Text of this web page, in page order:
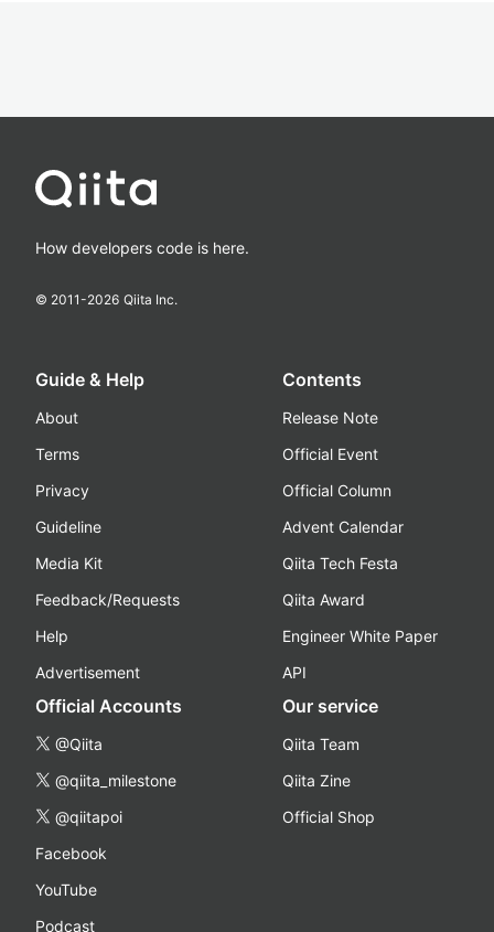
How developers code is here.
© 2011-2026 Qiita Inc.
Guide & Help
About
Terms
Privacy
Guideline
Media Kit
Feedback/Requests
Help
Advertisement
Contents
Release Note
Official Event
Official Column
Advent Calendar
Qiita Tech Festa
Qiita Award
Engineer White Paper
API
Official Accounts
@Qiita
@qiita_milestone
@qiitapoi
Facebook
YouTube
Podcast
Our service
Qiita Team
Qiita Zine
Official Shop